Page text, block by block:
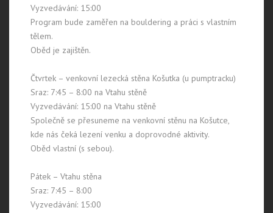
Vyzvedávání: 15:00
Program bude zaměřen na bouldering a práci s vlastním
tělem.
Oběd je zajištěn.
Čtvrtek – venkovní lezecká stěna Košutka (u pumptracku)
Sraz: 7:45 – 8:00 na Vtahu stěně
Vyzvedávání: 15:00 na Vtahu stěně
Společně se přesuneme na venkovní stěnu na Košutce,
kde nás čeká lezení venku a doprovodné aktivity.
Oběd vlastní (s sebou).
Pátek – Vtahu stěna
Sraz: 7:45 – 8:00
Vyzvedávání: 15:00